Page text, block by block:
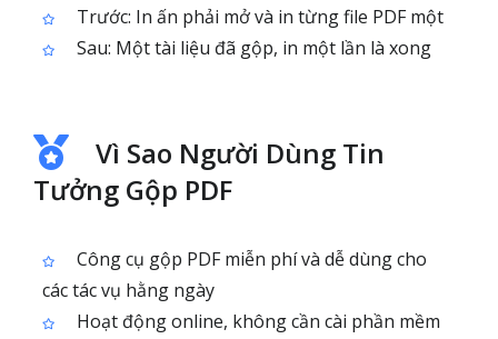
Trước: In ấn phải mở và in từng file PDF một
Sau: Một tài liệu đã gộp, in một lần là xong
Vì Sao Người Dùng Tin
Tưởng Gộp PDF
Công cụ gộp PDF miễn phí và dễ dùng cho
các tác vụ hằng ngày
Hoạt động online, không cần cài phần mềm